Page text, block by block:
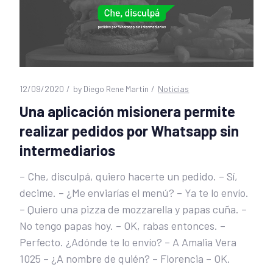
12/09/2020 by Diego Rene Martin Noticias
Una aplicación misionera permite
realizar pedidos por Whatsapp sin
intermediarios
– Che, disculpá, quiero hacerte un pedido. – Sí,
decime. – ¿Me enviarías el menú? – Ya te lo envío.
– Quiero una pizza de mozzarella y papas cuña. –
No tengo papas hoy. – OK, rabas entonces. –
Perfecto. ¿Adónde te lo envío? – A Amalia Vera
1025 – ¿A nombre de quién? – Florencia – OK.